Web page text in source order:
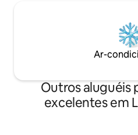
Ar-
Outros aluguéis
excelentes em